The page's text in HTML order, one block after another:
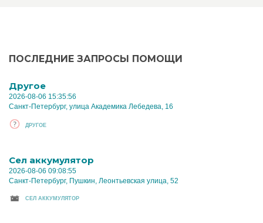
ПОСЛЕДНИЕ ЗАПРОСЫ ПОМОЩИ
Другое
2026-08-06 15:35:56
Санкт-Петербург, улица Академика Лебедева, 16
ДРУГОЕ
Cел аккумулятор
2026-08-06 09:08:55
Санкт-Петербург, Пушкин, Леонтьевская улица, 52
CЕЛ АККУМУЛЯТОР